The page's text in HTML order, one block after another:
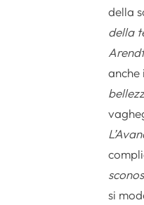
della
della
si